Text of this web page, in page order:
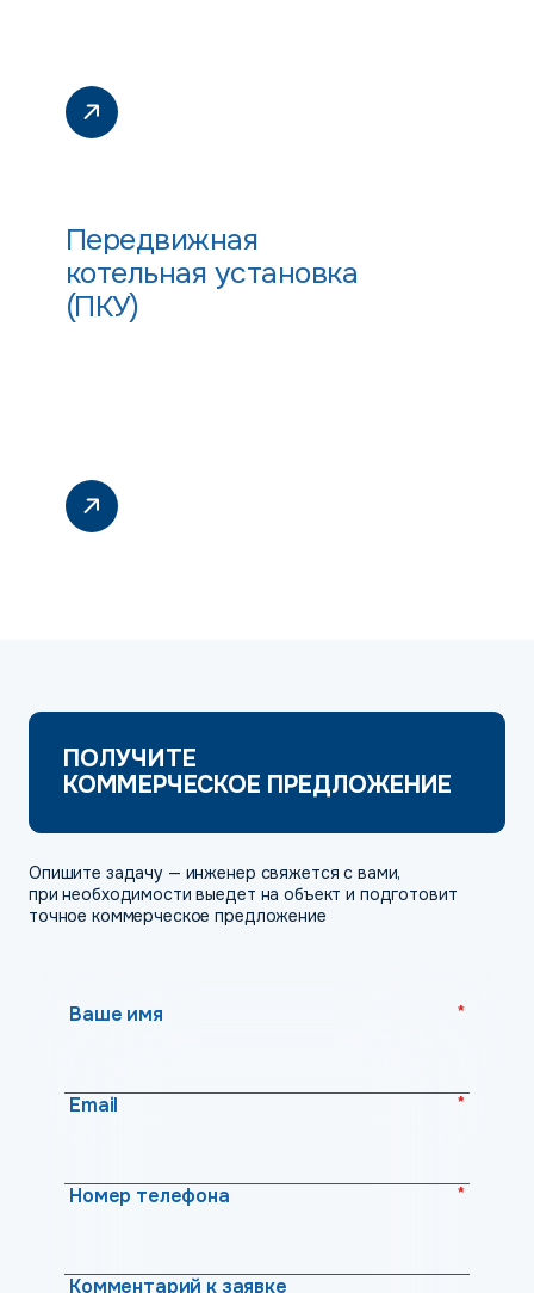
Передвижная
котельная установка
(ПКУ)
ПОЛУЧИТЕ
КОММЕРЧЕСКОЕ ПРЕДЛОЖЕНИЕ
Опишите задачу — инженер свяжется с вами,
при необходимости выедет на объект и подготовит
точное коммерческое предложение
Ваше имя *
Email *
Номер телефона *
Комментарий к заявке